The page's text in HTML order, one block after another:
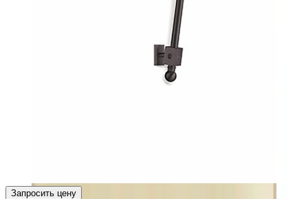
Запросить цену